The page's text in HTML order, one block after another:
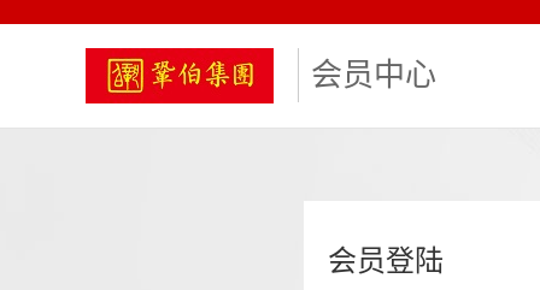
会员中心
会员登陆